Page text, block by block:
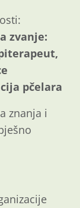
zvanje:
pčelara
znanja i